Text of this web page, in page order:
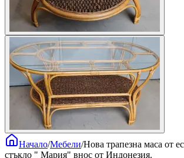
Начало/Мебели/Нова трапезна маса от
стъкло " Мария" внос от Индонезия.